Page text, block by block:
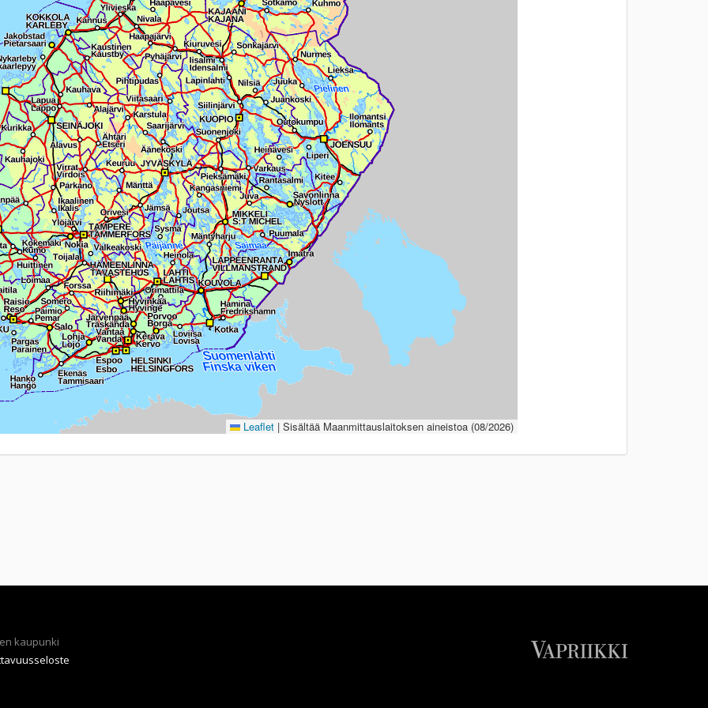
Leaflet | Sisältää Maanmittauslaitoksen aineistoa (08/2026)
kaupunki